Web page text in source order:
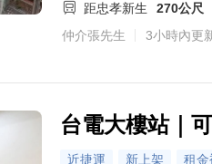
距忠孝新生
270公尺
仲介張先生
3小時內更
台電大樓站｜
近捷運 新上架 租金